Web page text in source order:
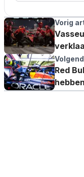
Vorig
Red
achter